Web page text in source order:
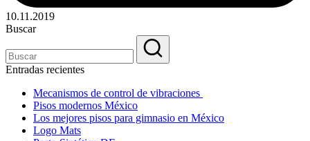
10.11.2019
Buscar
Entradas recientes
Mecanismos de control de vibraciones
Pisos modernos México
Los mejores pisos para gimnasio en México
Logo Mats